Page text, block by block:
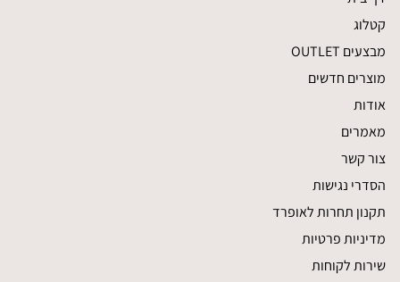
קטלוג
מבצעים OUTLET
מוצרים חדשים
אודות
מאמרים
צור קשר
הסדרי נגישות
תקנון תחרות לאופרד
מדיניות פרטיות
שירות לקוחות